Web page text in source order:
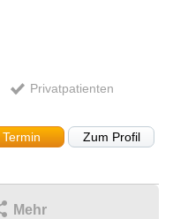
Privatpatienten
Termin Zum Profil
Mehr